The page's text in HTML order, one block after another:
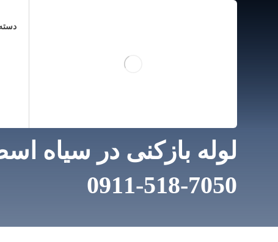
لوله بازکنی در سیاه
7050-518-0911